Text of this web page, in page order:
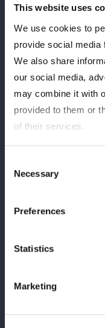
This website uses
We use cookies to
provide social media
We also share
our social media,
may combine it with
provided to them or
of their services.
Selection
Necessary
Preferences
Statistics
Marketing
もか＆虎龍清花組がタ
ａｔｅ舞華とＨＡＮＡ
ッズアイ側は格闘色の
向勝負を展開する。ス
ＨｉｇｈＭａｔｅがパ
舞華とともかが先発で
の構え。舞華が上にな
龍を押し倒していくが
プに振ろうとすると、
く。ＨＡＮＡＫＯが払
ム。舞華が虎龍をコー
で吹っ飛ばし、ボディ
スラム。逆エビ固めで
とローリングソバット
二段蹴り、控えの舞華